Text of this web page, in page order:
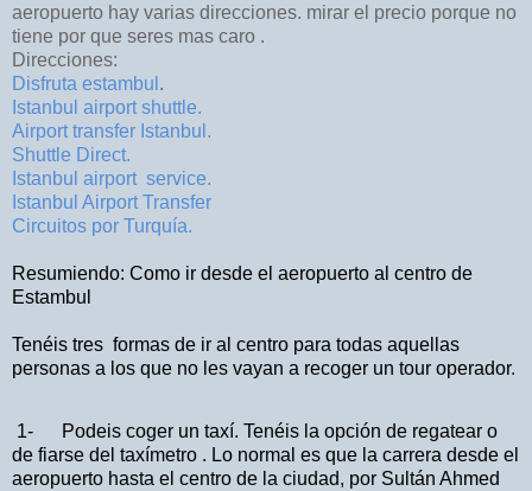
aeropuerto hay varias direcciones. mirar el precio porque no
tiene por que seres mas caro .
Direcciones:
Disfruta estambul .
Istanbul airport shuttle.
Airport transfer Istanbul.
Shuttle Direct.
Istanbul airport service.
Istanbul Airport Transfer
Circuitos por Turquía.
Resumiendo: Como ir desde el aeropuerto al centro de
Estambul
Tenéis tres formas de ir al centro para todas aquellas
personas a los que no les vayan a recoger un tour operador.
1-
Podeis coger un taxí. Tenéis la opción de regatear o
de fiarse del taxímetro . Lo normal es que la carrera desde el
aeropuerto hasta el centro de la ciudad, por Sultán Ahmed